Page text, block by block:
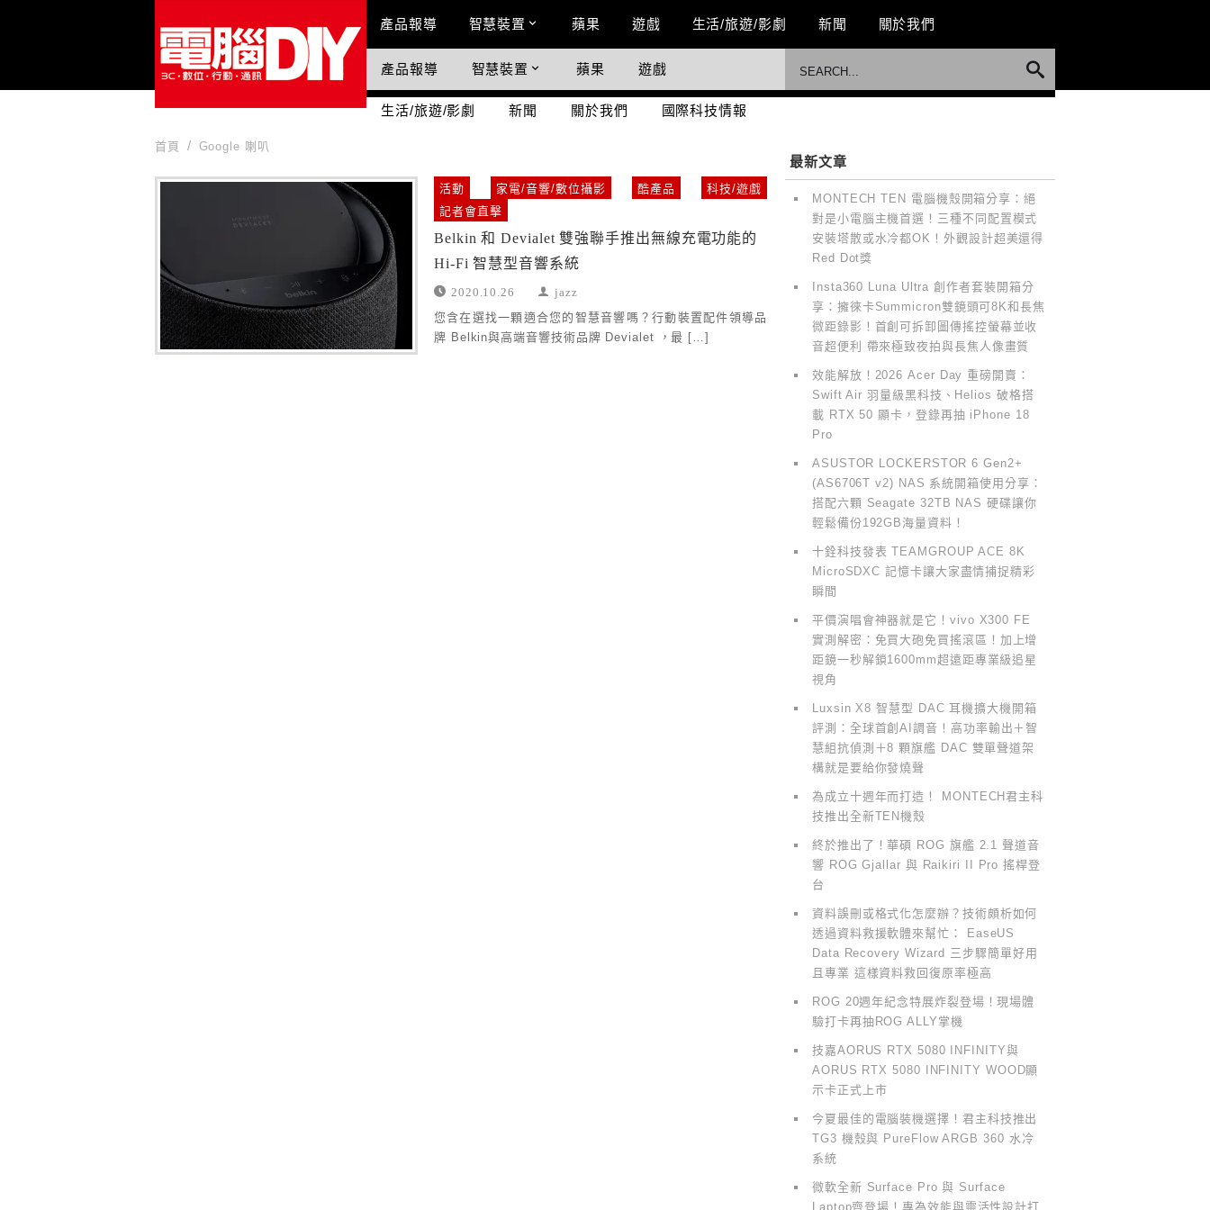
Main Menu
產品報導 智慧裝置 蘋果 遊戲 生活/旅遊/影劇 新聞 關於我們
國際科技情報
產品報導 智慧裝置 蘋果 遊戲
生活/旅遊/影劇 新聞 關於我們 國際科技情報
首頁 Google 喇叭
活動 家電/音響/數位攝影 酷產品
科技/遊戲
記者會直擊
Belkin 和 Devialet 雙強聯手推出無線充電功能的
Hi-Fi 智慧型音響系統
2020.10.26 jazz
您含在選找一顆適合您的智慧音響嗎？行動裝置配件領導品
牌 Belkin與高端音響技術品牌 Devialet ，最 […]
最新文章
MONTECH TEN 電腦機殼開箱分享：絕
對是小電腦主機首選！三種不同配置模式
安裝塔散或水冷都OK！外觀設計超美還得
Red Dot獎
Insta360 Luna Ultra 創作者套裝開箱分
享：擁徠卡Summicron雙鏡頭可8K和長焦
微距錄影！首創可拆卸圖傳搖控螢幕並收
音超便利 帶來極致夜拍與長焦人像畫質
效能解放！2026 Acer Day 重磅開賣：
Swift Air 羽量級黑科技、Helios 破格搭
載 RTX 50 顯卡，登錄再抽 iPhone 18
Pro
ASUSTOR LOCKERSTOR 6 Gen2+
(AS6706T v2) NAS 系統開箱使用分享：
搭配六顆 Seagate 32TB NAS 硬碟讓你
輕鬆備份192GB海量資料！
十銓科技發表 TEAMGROUP ACE 8K
MicroSDXC 記憶卡讓大家盡情捕捉精彩
瞬間
平價演唱會神器就是它！vivo X300 FE
實測解密：免買大砲免買搖滾區！加上增
距鏡一秒解鎖1600mm超遠距專業級追星
視角
Luxsin X8 智慧型 DAC 耳機擴大機開箱
評測：全球首創AI調音！高功率輸出＋智
慧組抗偵測＋8 顆旗艦 DAC 雙單聲道架
構就是要給你發燒聲
為成立十週年而打造！ MONTECH君主科
技推出全新TEN機殼
終於推出了！華碩 ROG 旗艦 2.1 聲道音
響 ROG Gjallar 與 Raikiri II Pro 搖桿登
台
資料誤刪或格式化怎麼辦？技術頗析如何
透過資料救援軟體來幫忙： EaseUS
Data Recovery Wizard 三步驟簡單好用
且專業 這樣資料救回復原率極高
ROG 20週年紀念特展炸裂登場！現場體
驗打卡再抽ROG ALLY掌機
技嘉AORUS RTX 5080 INFINITY與
AORUS RTX 5080 INFINITY WOOD顯
示卡正式上市
今夏最佳的電腦裝機選擇！君主科技推出
TG3 機殼與 PureFlow ARGB 360 水冷
系統
微軟全新 Surface Pro 與 Surface
Laptop齊登場！專為效能與靈活性設計打